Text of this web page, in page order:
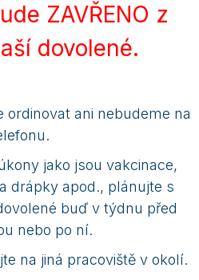
ZAVŘENO z
dovolené.
ani nebudeme na
jako jsou vakcinace,
drápky apod., plánujte s
buď v týdnu před
nebo po ní.
na jiná pracoviště v okolí.